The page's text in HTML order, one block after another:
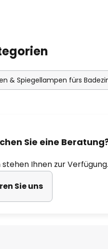
& Spiegellampen fürs
Sie eine
Ihnen zur Verfügung.
Sie uns